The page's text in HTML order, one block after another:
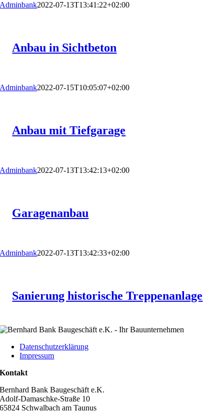
Adminbank2022-07-13T13:41:22+02:00
Anbau in Sichtbeton
Adminbank2022-07-15T10:05:07+02:00
Anbau mit Tiefgarage
Adminbank2022-07-13T13:42:13+02:00
Garagenanbau
Adminbank2022-07-13T13:42:33+02:00
Sanierung historische Treppenanlage
Datenschutzerklärung
Impressum
Kontakt
Bernhard Bank Baugeschäft e.K.
Adolf-Damaschke-Straße 10
65824 Schwalbach am Taunus